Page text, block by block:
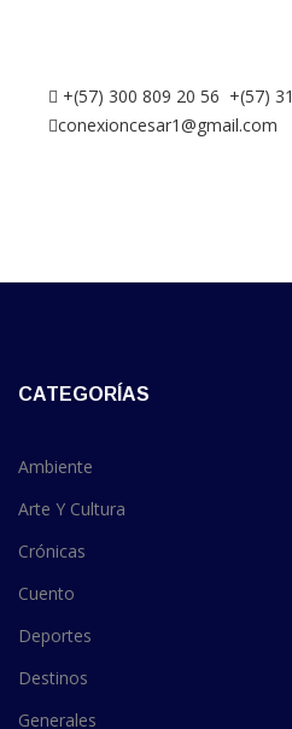
+(57) 300 809 20 56 +(57)
conexioncesar1@gmail.com
CATEGORÍAS
Ambiente
Arte Y Cultura
Crónicas
Cuento
Deportes
Destinos
Generales